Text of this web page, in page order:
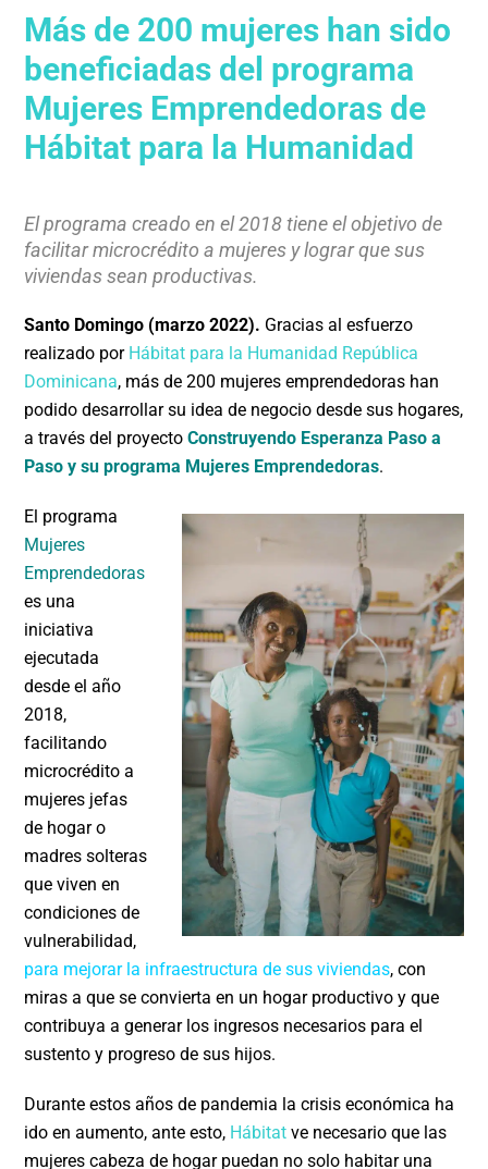
Más de 200 mujeres han sido
beneficiadas del programa
Mujeres Emprendedoras de
Hábitat para la Humanidad
El programa creado en el 2018 tiene el objetivo de
facilitar microcrédito a mujeres y lograr que sus
viviendas sean productivas.
Santo Domingo (marzo 2022). Gracias al esfuerzo
realizado por Hábitat para la Humanidad República
Dominicana, más de 200 mujeres emprendedoras han
podido desarrollar su idea de negocio desde sus hogares,
a través del proyectoConstruyendo Esperanza Paso a
Paso y su programa Mujeres Emprendedoras.
El programa
Mujeres
Emprendedoras
es una
iniciativa
ejecutada
desde el año
2018,
facilitando
microcrédito a
mujeres jefas
de hogar o
madres solteras
que viven en
condiciones de
vulnerabilidad,
para mejorar la infraestructura de sus viviendas, con
miras a que se convierta en un hogar productivo y que
contribuya a generar los ingresos necesarios para el
sustento y progreso de sus hijos.
Durante estos años de pandemia la crisis económica ha
ido en aumento, ante esto, Hábitat ve necesario que las
mujeres cabeza de hogar puedan no solo habitar una